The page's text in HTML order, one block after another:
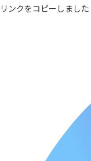
リンクをコピーしました